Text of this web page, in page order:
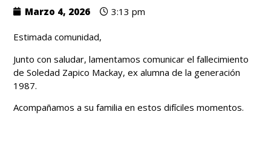
Marzo 4, 2026 3:13 pm
Estimada comunidad,
Junto con saludar, lamentamos comunicar el fallecimiento
de Soledad Zapico Mackay, ex alumna de la generación
1987.
Acompañamos a su familia en estos difíciles momentos.